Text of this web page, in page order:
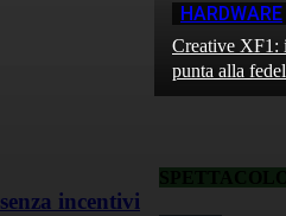
HARDWARE
Creative XF1:
punta alla
incentivi